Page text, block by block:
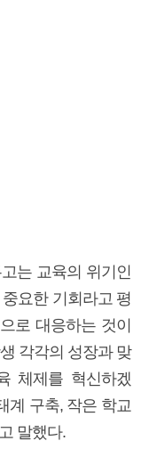
는 교육의 위기인
요한 기회라고 평
로 대응하는 것이
각각의 성장과 맞
체제를 혁신하겠
계 구축, 작은 학교
말했다.